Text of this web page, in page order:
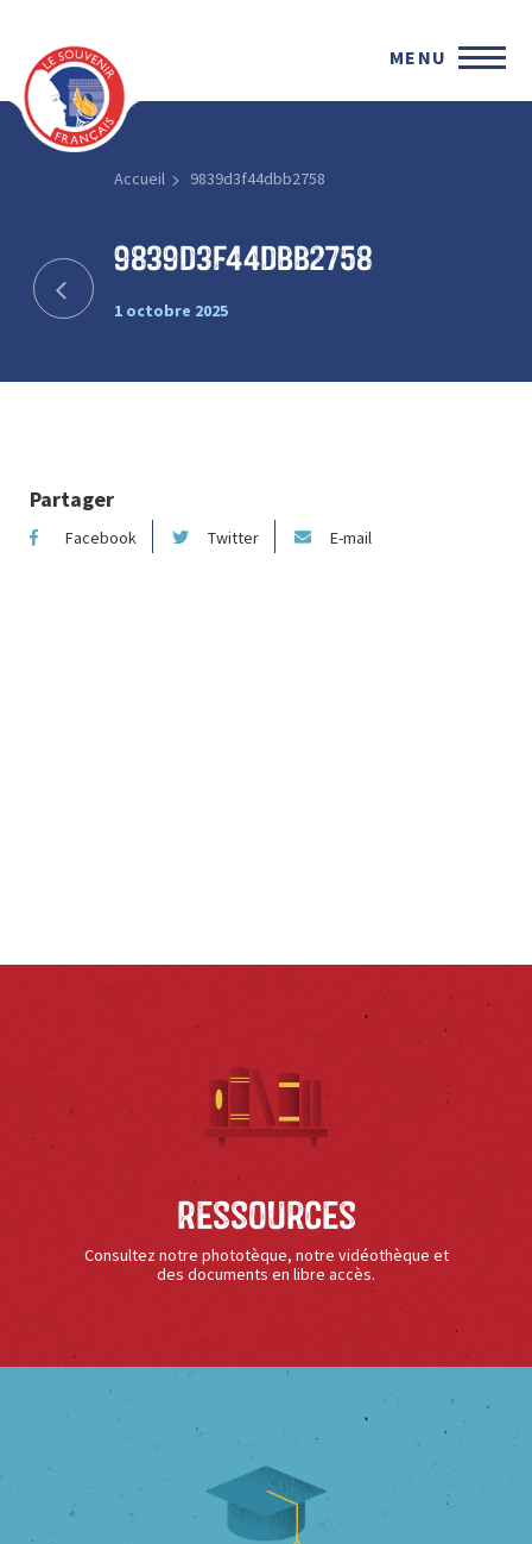
MENU
Accueil 9839d3f44dbb2758
9839d3f44dbb2758
1 octobre 2025
Partager
Facebook Twitter E-mail
Ressources
Consultez notre phototèque, notre vidéothèque et
des documents en libre accès.